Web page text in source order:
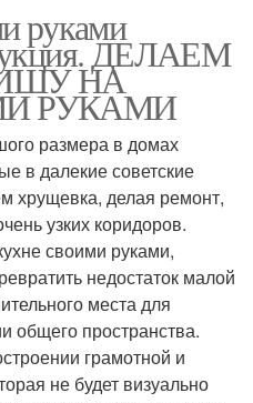
руками
ДЕЛАЕМ
НА
РУКАМИ
размера в домах
в далекие советские
хрущевка, делая ремонт,
узких коридоров.
своими руками,
недостаток малой
места для
общего пространства.
грамотной и
не будет визуально